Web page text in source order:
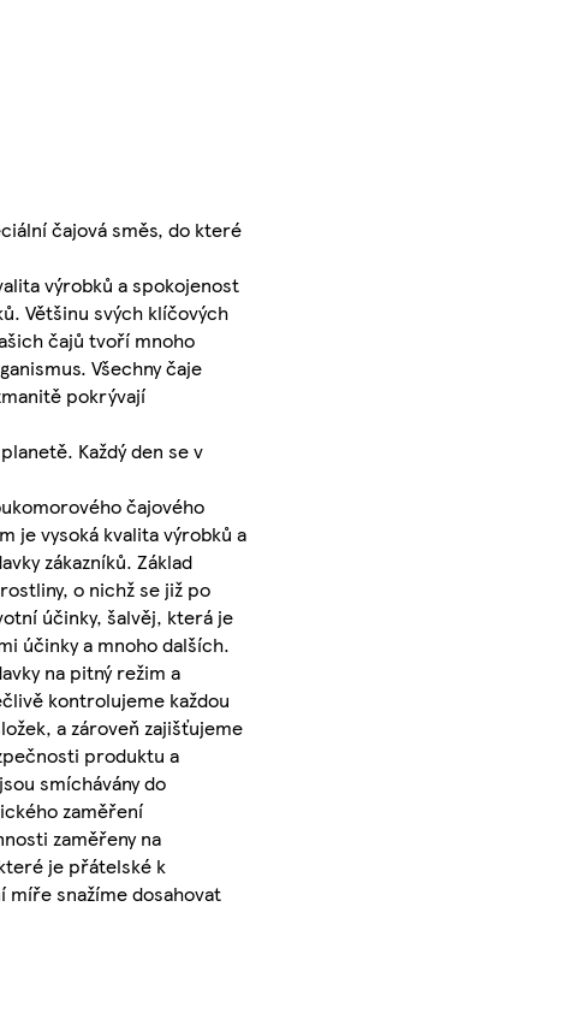
čajová směs, do které
výrobků a spokojenost
Většinu svých klíčových
čajů tvoří mnoho
Všechny čaje
pokrývají
Každý den se v
čajového
je vysoká kvalita výrobků a
zákazníků. Základ
o nichž se již po
účinky, šalvěj, která je
účinky a mnoho dalších.
na pitný režim a
kontrolujeme každou
a zároveň zajišťujeme
produktu a
smíchávány do
zaměření
zaměřeny na
je přátelské k
snažíme dosahovat